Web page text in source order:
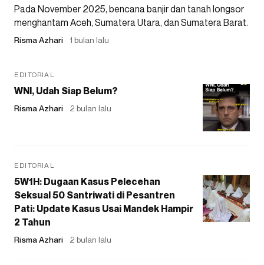
Pada November 2025, bencana banjir dan tanah longsor
menghantam Aceh, Sumatera Utara, dan Sumatera Barat.
Risma Azhari 1 bulan lalu
EDITORIAL
WNI, Udah Siap Belum?
Risma Azhari 2 bulan lalu
EDITORIAL
5W1H: Dugaan Kasus Pelecehan
Seksual 50 Santriwati di Pesantren
Pati: Update Kasus Usai Mandek Hampir
2 Tahun
Risma Azhari 2 bulan lalu